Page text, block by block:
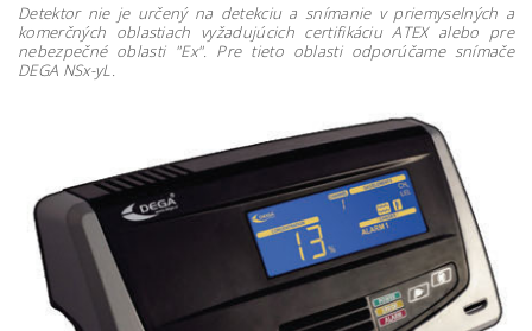
Detektor nie je určený na detekciu a snímanie v priemyselných a
komerčných oblastiach vyžadujúcich certifikáciu ATEX alebo pre
nebezpečné oblasti "Ex". Pre tieto oblasti odporúčame snímače
DEGA NSx-yL.